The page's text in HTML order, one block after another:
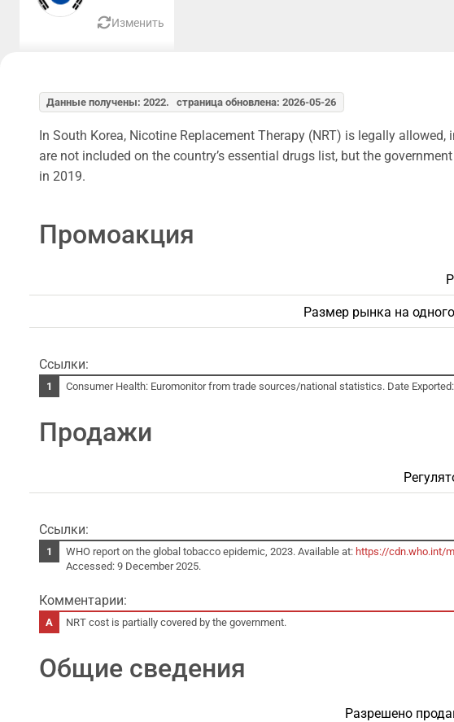
Изменить
Данные получены: 2022. страница обновлена: 2026-05-26
In South Korea, Nicotine Replacement Therapy (NRT) is legally
are not included on the country’s essential drugs list, but the
in 2019.
Промоакция
Размер рынка на
Ссылки:
Consumer Health: Euromonitor from trade sources/national statistics. Date
Продажи
Ссылки:
WHO report on the global tobacco epidemic, 2023. Available at: https://cdn.who.int/
Accessed: 9 December 2025.
Комментарии:
NRT cost is partially covered by the government.
Общие сведения
Разрешено